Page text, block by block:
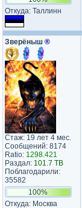
Откуда: Таллинн
Зверёныш ®
Стаж: 19 лет 4 мес.
Сообщений: 8174
Ratio: 1298.421
Раздал: 101.7 TB
Поблагодарили:
35582
100%
Откуда: Москва